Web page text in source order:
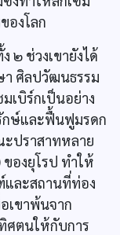
องโลก
๒ ช่วงเขายังได้
า ศิลปวัฒนธรรม
เบิร์กเป็นอย่าง
กษ์และฟื้นฟูมรดก
ปราสาทหลาย
องยุโรป ทำให้
ละสถานที่ท่อง
เขาพ้นจาก
ศตนให้กับการ